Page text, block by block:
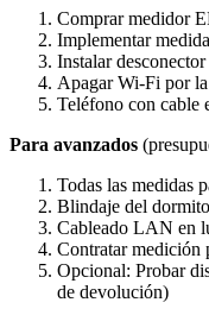
Comprar medidor
Implementar
Instalar
Apagar Wi-Fi por
Teléfono con cable
Para avanzados
Todas las medidas
Blindaje del
Cableado LAN en
Contratar medición
Opcional: Probar
de devolución)